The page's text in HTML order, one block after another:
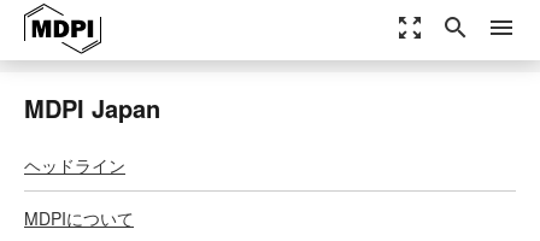
zoom_out_map search menu
MDPI Japan
ヘッドライン
MDPIについて